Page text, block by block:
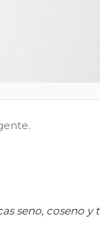
seno, coseno y